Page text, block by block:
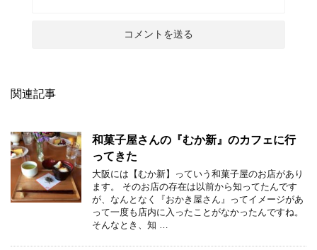
関連記事
和菓子屋さんの『むか新』のカフェに行
ってきた
大阪には【むか新】っていう和菓子屋のお店があり
ます。 そのお店の存在は以前から知ってたんです
が、なんとなく『おかき屋さん』ってイメージがあ
って一度も店内に入ったことがなかったんですね。
そんなとき、知 …